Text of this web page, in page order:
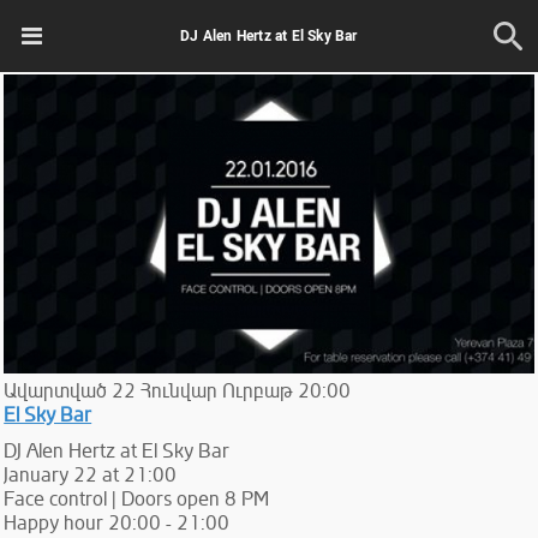
DJ Alen Hertz at El Sky Bar
Ավարտված 22 Հունվար Ուրբաթ 20:00
El Sky Bar
DJ Alen Hertz at El Sky Bar
January 22 at 21:00
Face control | Doors open 8 PM
Happy hour 20:00 - 21:00